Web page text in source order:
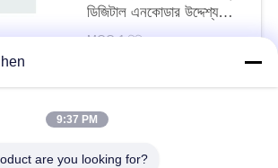
ডিজিটাল এনকোডার উদ্দেশ্য
ফোকাস
MOQ:1 পিসিএস
9:37 PM
are you looking for?